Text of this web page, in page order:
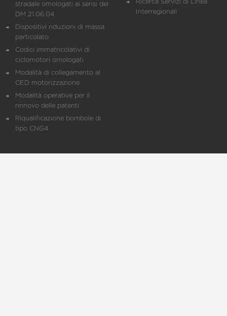
stradale omologati ai sensi del
DM 21.06.04
Dispositivi riduzioni di massa
particolato
Codici immatricolativi di
ciclomotori omologati
Modalità di collegamento al
CED motorizzazione
Modalità operative per il
rinnovo delle patenti
Riqualificazione bombole di
tipo CNG4
Ricerca Servizi di Linea
Interregionali